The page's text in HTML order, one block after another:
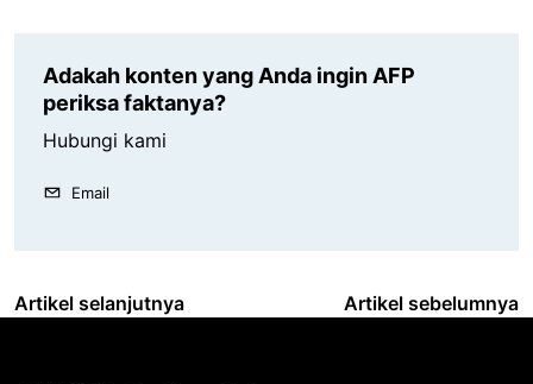
Adakah konten yang Anda ingin AFP
periksa faktanya?
Hubungi kami
Email
Artikel selanjutnya Artikel sebelumnya